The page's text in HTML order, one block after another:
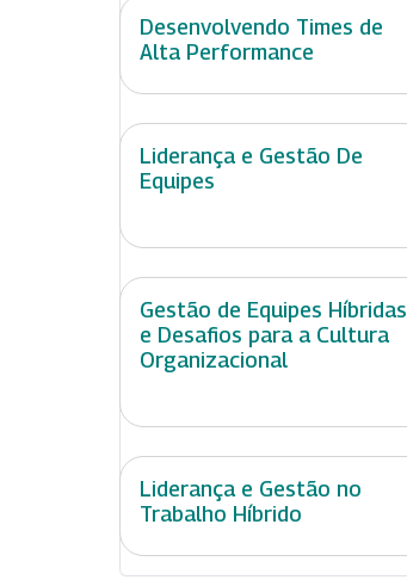
Desenvolvendo Times de
Alta Performance
Liderança e Gestão De
Equipes
Gestão de Equipes Híbridas
e Desafios para a Cultura
Organizacional
Liderança e Gestão no
Trabalho Híbrido